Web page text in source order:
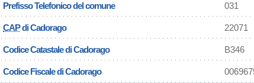
Prefisso Telefonico del comune 031
CAPdi Cadorago 22071
Codice Catastale di Cadorago B346
Codice Fiscale di Cadorago